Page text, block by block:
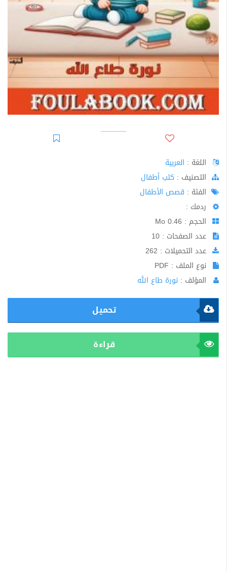
اللغة : العربية
اﻟﺘﺼﻨﻴﻒ : كتب أطفال
الفئة : قصص الأطفال
ردمك :
الحجم : 0.46 Mo
عدد الصفحات : 10
عدد التحميلات : 262
نوع الملف : PDF
المؤلف : نورة طاع الله
تحميل
قراءة